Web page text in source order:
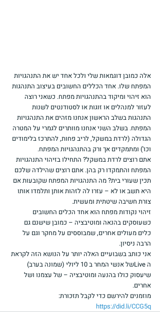
אלה כמובן דוגמאות שלי ולכל אחד יש את התנהגויות
המפתח שלו. אחד הכללים החשובים בעיצוב התנהגות
הוא זיהוי ומיקוד בהתנהגויות מפתח. כשאני רוצה
לעזור למנהלים או זוגות או לסטודנטים לשנות
התנהגות בשלב הראשון אנחנו מזהים את התנהגויות
המפתח. בשלב השני אנחנו מוותרים לגמרי על המטרה
הגדולה (לרדת במשקל, לריב פחות, להתרכז בלימודים
וכו') ומתמקדים אך ורק בהתנהגויות המפתח.
אתם רוצים לרדת במשקל? התחילו בזיהוי התנהגויות
המפתח והתמקדו רק בהן. אתם רוצים שהילדה שלכם
תכין שעורי בית? מה התנהגויות המפתח שקובעות אם
היא תשב או לא – עזרו לה לזהות אותן ותלמדו אותו
צורת חשיבה שיטתית ומעשית.
זיהוי נקודות מפתח הוא אחד הכלים החשובים
כשעוסקים בהנאה ומוטיבציה – כמובן שישנם גם
כלים מעולים אחרים, שמבוססים על מחקר וגם על
הרבה ניסיון.
אני כותב בשבועיים האלה יותר על הנושא הזה לקראת
ה Liveשל אנשי המחר ב 10 ליולי (שמונה בערב)
שיעסוק כולו בהנעה ומוטיבציה – של עצמנו ושל
אחרים.
מוזמנים להירשם כדי לקבל תזכורת:
https://did.li/CCG5q